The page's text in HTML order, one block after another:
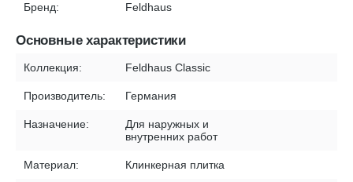
Бренд: Feldhaus
Основные характеристики
Коллекция: Feldhaus Classic
Производитель: Германия
Назначение:
Для наружных и
внутренних работ
Материал: Клинкерная плитка